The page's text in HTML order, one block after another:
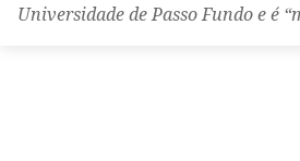
Universidade de Passo Fundo e é